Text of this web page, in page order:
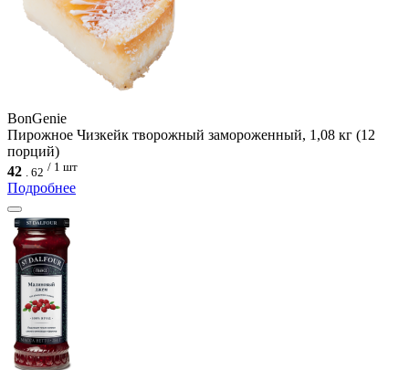
BonGenie
Пирожное Чизкейк творожный замороженный, 1,08 кг (12
порций)
42 . 62 / 1 шт
Подробнее